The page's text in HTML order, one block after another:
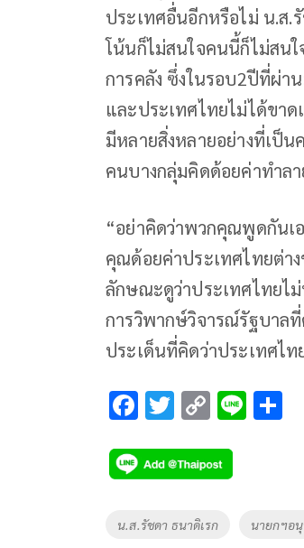
ประเทศอื่นอีกหรือไม่ น.ส.
โน้นก็ไม่สนใจคนนี้ก็ไม่สนใ
การคลัง ซึ่งในรอบ2ปีที่ผ่า
และประเทศไทยไม่ได้ขา
มีหลายสิ่งหลายอย่างที่เป็
คนบางกลุ่มคิดด้อยค่าทำล
“อย่าคิดว่าพวกคุณพูดกันเ
คุณด้อยค่าประเทศไทยต่า
ลักษณะดูว่าประเทศไทยไ
การวิพากษ์วิจารณ์รัฐบาลที่
ประเด็นที่คิดว่าประเทศไ
F
e
b
o
T
tt
er
C
p
y
Li
Li
Tags
น.ส.รัชดา ธนาดิเรก นายกฯอ